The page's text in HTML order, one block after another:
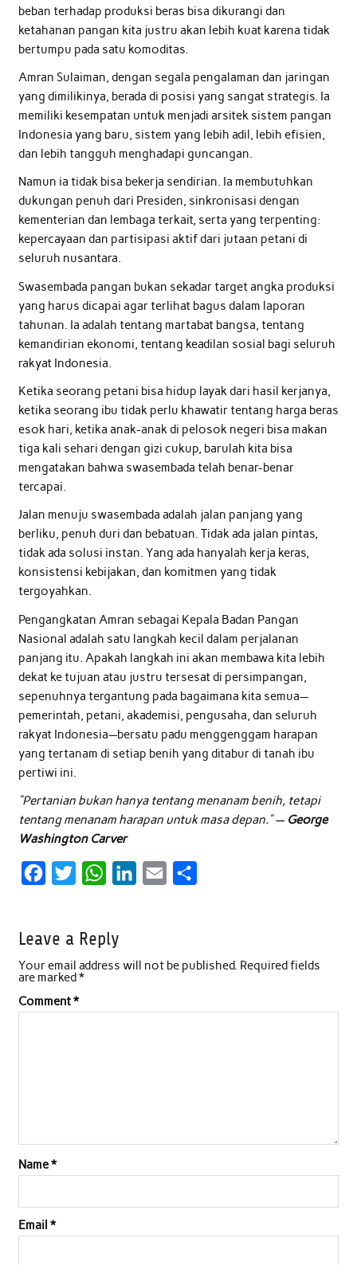
beban terhadap produksi beras bisa dikurangi dan
ketahanan pangan kita justru akan lebih kuat karena tidak
bertumpu pada satu komoditas.
Amran Sulaiman, dengan segala pengalaman dan jaringan
yang dimilikinya, berada di posisi yang sangat strategis. Ia
memiliki kesempatan untuk menjadi arsitek sistem pangan
Indonesia yang baru, sistem yang lebih adil, lebih efisien,
dan lebih tangguh menghadapi guncangan.
Namun ia tidak bisa bekerja sendirian. Ia membutuhkan
dukungan penuh dari Presiden, sinkronisasi dengan
kementerian dan lembaga terkait, serta yang terpenting:
kepercayaan dan partisipasi aktif dari jutaan petani di
seluruh nusantara.
Swasembada pangan bukan sekadar target angka produksi
yang harus dicapai agar terlihat bagus dalam laporan
tahunan. Ia adalah tentang martabat bangsa, tentang
kemandirian ekonomi, tentang keadilan sosial bagi seluruh
rakyat Indonesia.
Ketika seorang petani bisa hidup layak dari hasil kerjanya,
ketika seorang ibu tidak perlu khawatir tentang harga beras
esok hari, ketika anak-anak di pelosok negeri bisa makan
tiga kali sehari dengan gizi cukup, barulah kita bisa
mengatakan bahwa swasembada telah benar-benar
tercapai.
Jalan menuju swasembada adalah jalan panjang yang
berliku, penuh duri dan bebatuan. Tidak ada jalan pintas,
tidak ada solusi instan. Yang ada hanyalah kerja keras,
konsistensi kebijakan, dan komitmen yang tidak
tergoyahkan.
Pengangkatan Amran sebagai Kepala Badan Pangan
Nasional adalah satu langkah kecil dalam perjalanan
panjang itu. Apakah langkah ini akan membawa kita lebih
dekat ke tujuan atau justru tersesat di persimpangan,
sepenuhnya tergantung pada bagaimana kita semua—
pemerintah, petani, akademisi, pengusaha, dan seluruh
rakyat Indonesia—bersatu padu menggenggam harapan
yang tertanam di setiap benih yang ditabur di tanah ibu
pertiwi ini.
“Pertanian bukan hanya tentang menanam benih, tetapi
tentang menanam harapan untuk masa depan.” — George
Washington Carver
e
b
o
t
e
r
W
t
s
p
e
I
l
e
Leave a Reply
Your email address will not be published. Required fields
are marked*
Comment*
Name*
Email *